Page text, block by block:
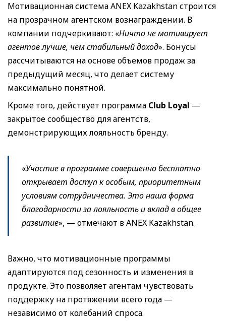
Мотивационная система ANEX Kazakhstan строится
на прозрачном агентском вознаграждении. В
компании подчеркивают: «Ничто не мотивирует
агентов лучше, чем стабильный доход». Бонусы
рассчитываются на основе объемов продаж за
предыдущий месяц, что делает систему
максимально понятной.
Кроме того, действует программа Club Loyal —
закрытое сообщество для агентств,
демонстрирующих лояльность бренду.
«Участие в программе совершенно бесплатно
открывает доступ к особым, приоритетным
условиям сотрудничества. Это наша форма
благодарности за лояльность и вклад в общее
развитие», — отмечают в ANEX Kazakhstan.
Важно, что мотивационные программы
адаптируются под сезонность и изменения в
продукте. Это позволяет агентам чувствовать
поддержку на протяжении всего года —
независимо от колебаний спроса.